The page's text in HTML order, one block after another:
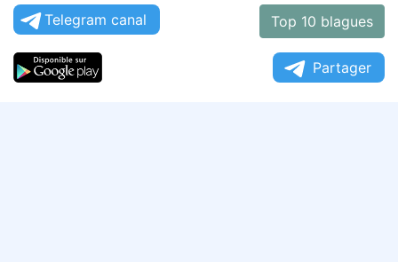
Telegram canal Top 10 blagues
Partager